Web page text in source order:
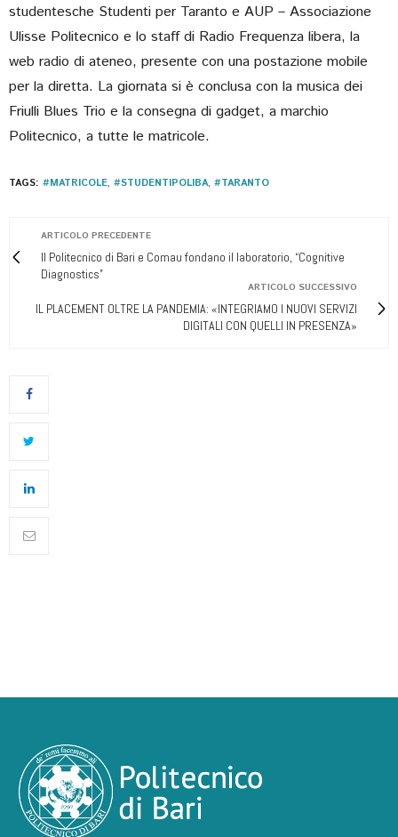
studentesche Studenti per Taranto e AUP – Associazione
Ulisse Politecnico e lo staff di Radio Frequenza libera, la
web radio di ateneo, presente con una postazione mobile
per la diretta. La giornata si è conclusa con la musica dei
Friulli Blues Trio e la consegna di gadget, a marchio
Politecnico, a tutte le matricole.
TAGS: #MATRICOLE, #STUDENTIPOLIBA, #TARANTO
ARTICOLO PRECEDENTE
Il Politecnico di Bari e Comau fondano il laboratorio, “Cognitive
Diagnostics”
ARTICOLO SUCCESSIVO
IL PLACEMENT OLTRE LA PANDEMIA: «INTEGRIAMO I NUOVI SERVIZI
DIGITALI CON QUELLI IN PRESENZA»